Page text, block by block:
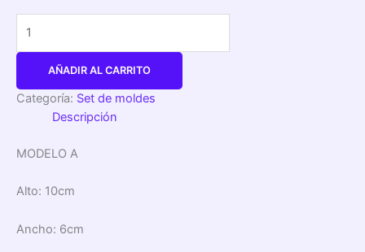
AÑADIR AL CARRITO
Categoría: Set de moldes
Descripción
MODELO A
Alto: 10cm
Ancho: 6cm